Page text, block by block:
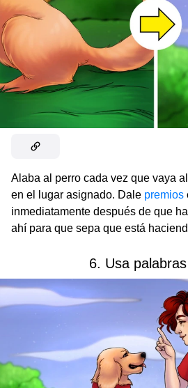
Alaba al perro cada vez que vaya
en el lugar asignado. Dale premios
inmediatamente después de que
ahí para que sepa que está
6. Usa